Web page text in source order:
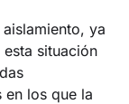
ya
situación
los que la